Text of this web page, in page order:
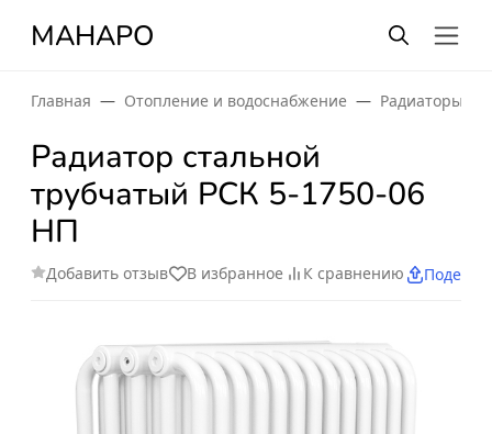
МАНАРО
Главная Отопление и водоснабжение Радиаторы
Радиатор стальной
трубчатый РСК 5-1750-06
НП
Добавить отзыв В избранное К сравнению